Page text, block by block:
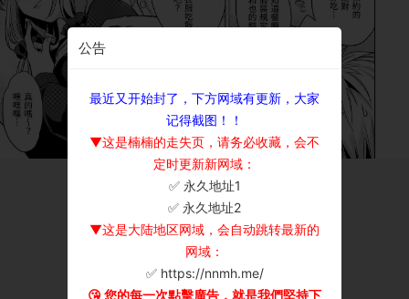
公告
最近又开始封了，下方网域有更新，大家
记得截图！！
▼这是楠楠的走失页，请务必收藏，会不
定时更新新网域：
✅ 永久地址1
✅ 永久地址2
▼这是大陆地区网域，会自动跳转最新的
网域：
✅ https://nnmh.me/
😘 您的每一次點擊廣告，就是我們堅持下